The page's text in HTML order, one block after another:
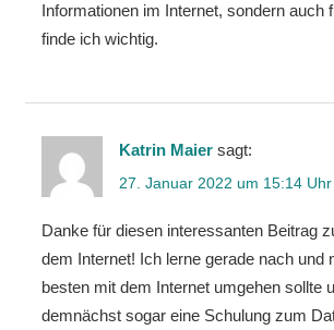
Informationen im Internet, sondern auch
finde ich wichtig.
Katrin Maier sagt:
27. Januar 2022 um 15:14 Uhr
Danke für diesen interessanten Beitrag
dem Internet! Ich lerne gerade nach und
besten mit dem Internet umgehen sollte
demnächst sogar eine Schulung zum